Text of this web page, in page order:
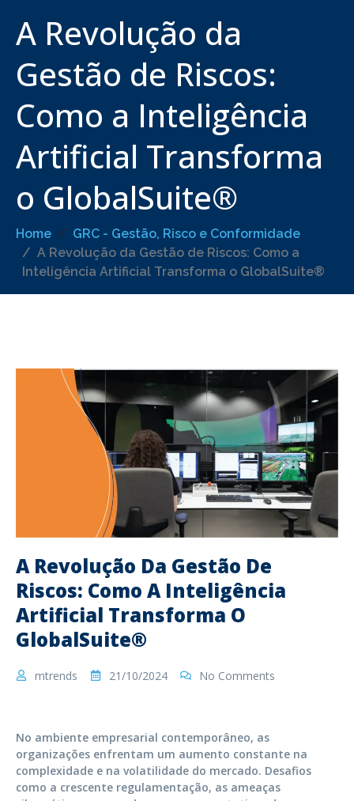
A Revolução da
Gestão de Riscos:
Como a Inteligência
Artificial Transforma
o GlobalSuite®
Home
GRC - Gestão, Risco e Conformidade
A Revolução da Gestão de Riscos: Como a
Inteligência Artificial Transforma o GlobalSuite®
A Revolução Da Gestão De
Riscos: Como A Inteligência
Artificial Transforma O
GlobalSuite®
mtrends 21/10/2024 No Comments
No ambiente empresarial contemporâneo, as
organizações enfrentam um aumento constante na
complexidade e na volatilidade do mercado. Desafios
como a crescente regulamentação, as ameaças